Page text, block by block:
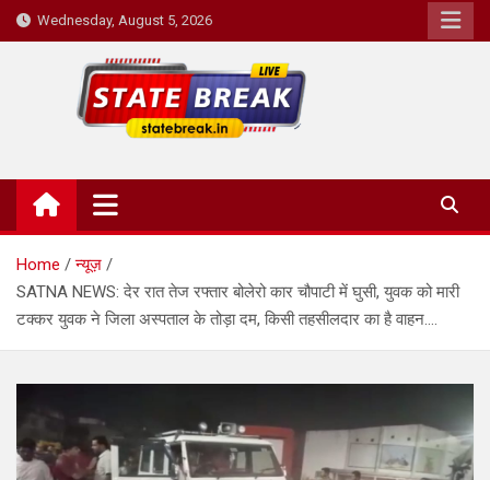
Skip
to
Wednesday, August 5, 2026
State Break
Home
न्यूज़
SATNA NEWS: देर रात तेज रफ्तार बोलेरो कार चौपाटी में घुसी, युवक को मारी
टक्कर युवक ने जिला अस्पताल के तोड़ा दम, किसी तहसीलदार का है वाहन….